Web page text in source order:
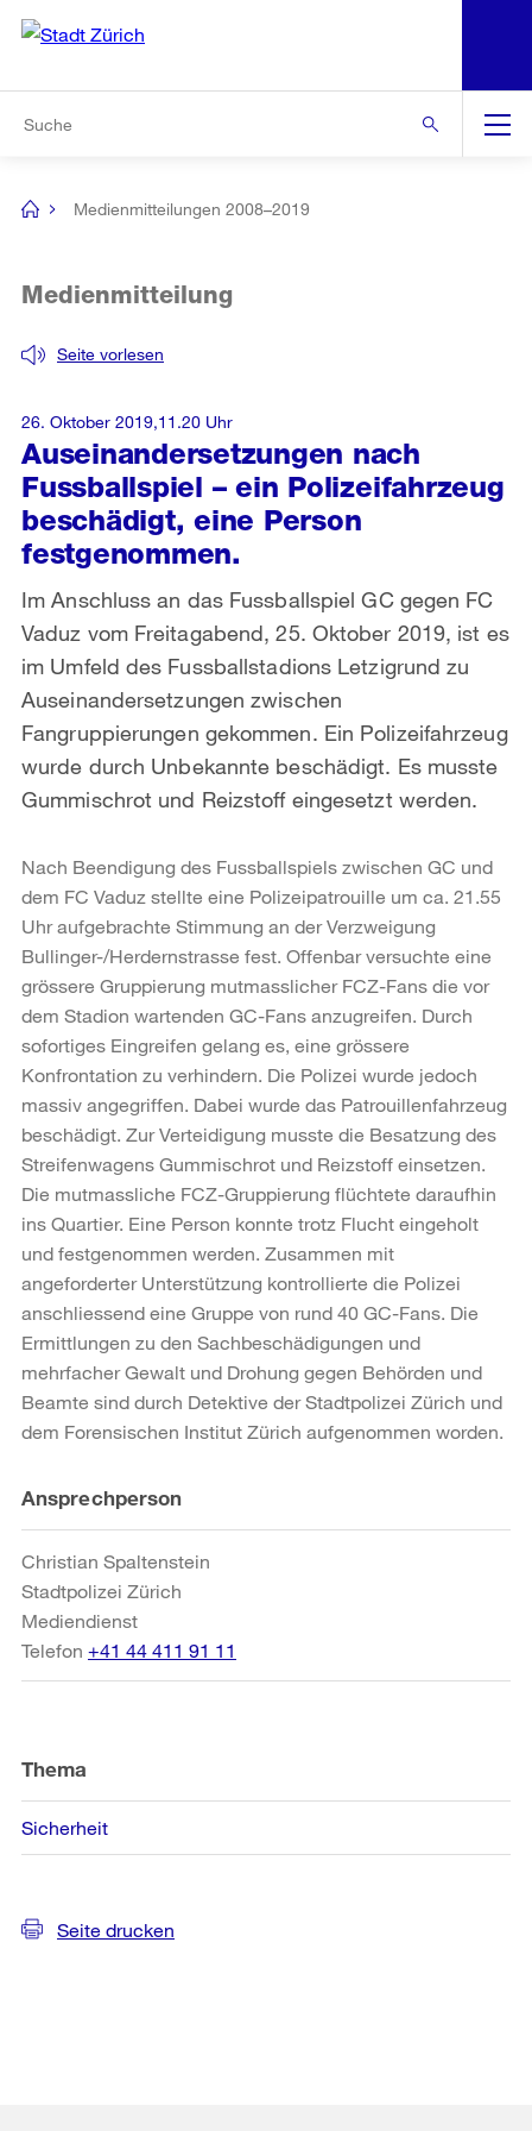
Navigation
[no
Medienmitteilungen 2008–2019
Auseinandersetzungen nach
Fussballspiel – ein Polizeifahrzeug
beschädigt, eine Person
festgenommen.
Seite vorlesen
Medienmitteilung
Im Anschluss an das Fussballspiel GC gegen FC
Vaduz vom Freitagabend, 25. Oktober 2019, ist es
im Umfeld des Fussballstadions Letzigrund zu
Auseinandersetzungen zwischen
Fangruppierungen gekommen. Ein Polizeifahrzeug
wurde durch Unbekannte beschädigt. Es musste
Gummischrot und Reizstoff eingesetzt werden.
26. Oktober 2019,11.20 Uhr
Nach Beendigung des Fussballspiels zwischen GC und
dem FC Vaduz stellte eine Polizeipatrouille um ca. 21.55
Uhr aufgebrachte Stimmung an der Verzweigung
Bullinger-/Herdernstrasse fest. Offenbar versuchte eine
grössere Gruppierung mutmasslicher FCZ-Fans die vor
dem Stadion wartenden GC-Fans anzugreifen. Durch
sofortiges Eingreifen gelang es, eine grössere
Konfrontation zu verhindern. Die Polizei wurde jedoch
massiv angegriffen. Dabei wurde das Patrouillenfahrzeug
beschädigt. Zur Verteidigung musste die Besatzung des
Streifenwagens Gummischrot und Reizstoff einsetzen.
Die mutmassliche FCZ-Gruppierung flüchtete daraufhin
ins Quartier. Eine Person konnte trotz Flucht eingeholt
und festgenommen werden. Zusammen mit
angeforderter Unterstützung kontrollierte die Polizei
anschliessend eine Gruppe von rund 40 GC-Fans. Die
Ermittlungen zu den Sachbeschädigungen und
mehrfacher Gewalt und Drohung gegen Behörden und
Beamte sind durch Detektive der Stadtpolizei Zürich und
dem Forensischen Institut Zürich aufgenommen worden.
Weitere
Informationen
Ansprechperson
Christian Spaltenstein
Stadtpolizei Zürich
Mediendienst
Telefon +41 44 411 91 11
Thema
Sicherheit
Seite drucken